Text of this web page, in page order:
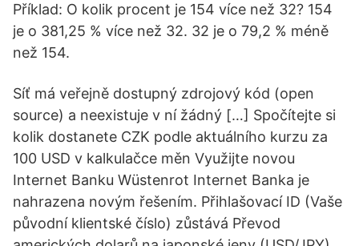
Příklad: O kolik procent je 154 více než 32? 154
je o 381,25 % více než 32. 32 je o 79,2 % méně
než 154.
Síť má veřejně dostupný zdrojový kód (open
source) a neexistuje v ní žádný […] Spočítejte si
kolik dostanete CZK podle aktuálního kurzu za
100 USD v kalkulačce měn Využijte novou
Internet Banku Wüstenrot Internet Banka je
nahrazena novým řešením. Přihlašovací ID (Vaše
původní klientské číslo) zůstává Převod